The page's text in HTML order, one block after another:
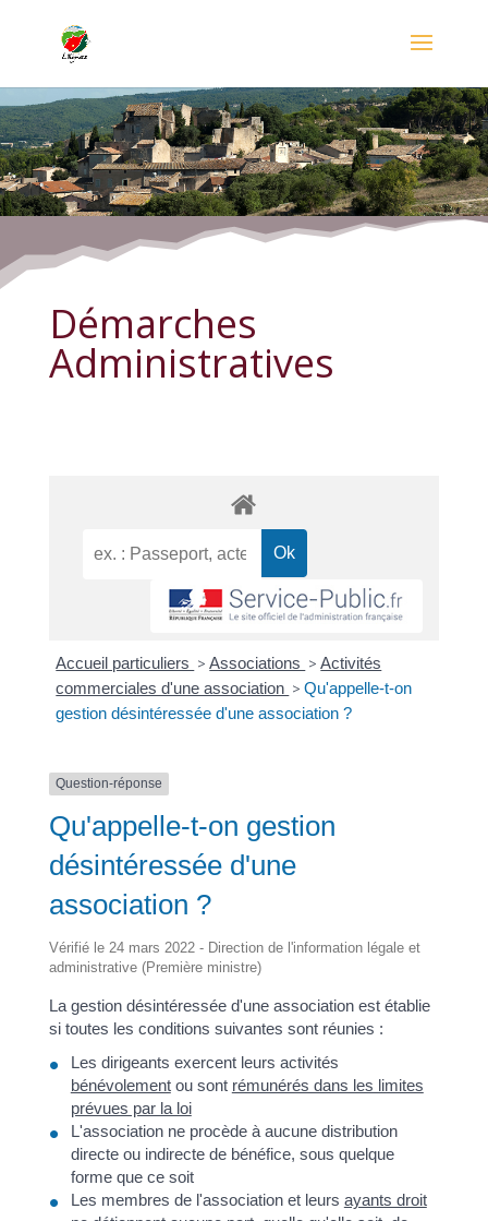
Démarches Administratives
Démarches
Administratives
Accueil particuliers > Associations > Activités
commerciales d'une association > Qu'appelle-t-on
gestion désintéressée d'une association ?
Question-réponse
Qu'appelle-t-on gestion
désintéressée d'une
association ?
Vérifié le 24 mars 2022 - Direction de l'information légale et
administrative (Première ministre)
La gestion désintéressée d'une association est établie
si toutes les conditions suivantes sont réunies :
Les dirigeants exercent leurs activités
bénévolementou sont rémunérés dans les limites
prévues par la loi
L'association ne procède à aucune distribution
directe ou indirecte de bénéfice, sous quelque
forme que ce soit
Les membres de l'association et leurs ayants droit